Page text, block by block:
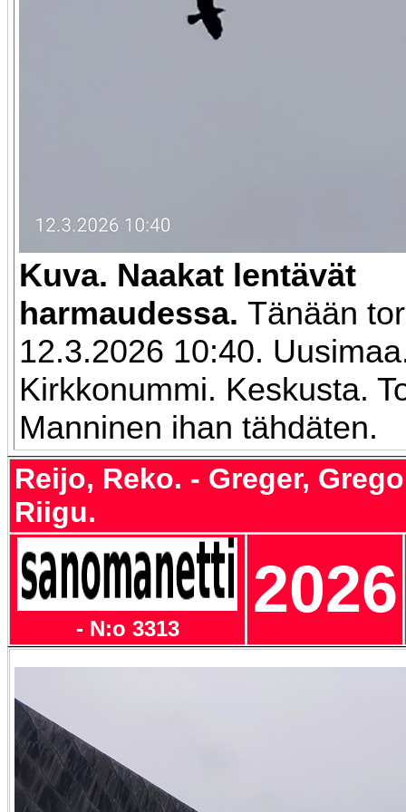
Kuva. Naakat lentävät
harmaudessa. Tänään
12.3.2026 10:40.
Kirkkonummi. Keskusta.
Manninen ihan tähdäten.
Reijo, Reko. - Greger,
Riigu.
- N:o 3313
2026